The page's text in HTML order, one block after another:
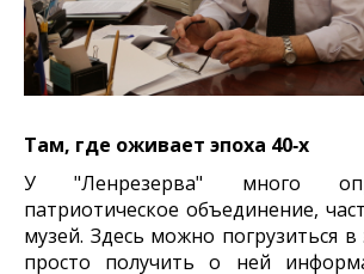
Там, где оживает эпоха 40‑х
У "Ленрезерва" много
патриотическое объединение,
музей. Здесь можно погрузиться в
просто получить о ней